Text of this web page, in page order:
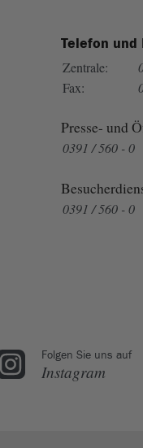
Telefon und
Zentrale:
Fax:
Presse- und
0391 / 560 - 0
0391 / 560 - 0
Folgen Sie uns auf
Instagram